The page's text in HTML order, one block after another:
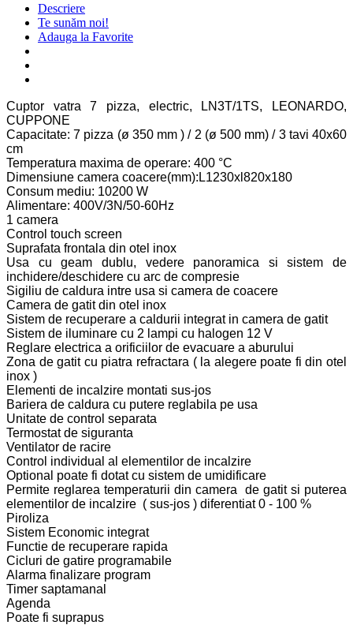
Descriere
Te sunăm noi!
Adauga la Favorite
Cuptor vatra 7 pizza, electric, LN3T/1TS, LEONARDO,
CUPPONE
Capacitate: 7 pizza (ø 350 mm ) / 2 (ø 500 mm) / 3 tavi 40x60
cm
Temperatura maxima de operare: 400 °C
Dimensiune camera coacere(mm):L1230xl820x180
Consum mediu: 10200 W
Alimentare: 400V/3N/50-60Hz
1 camera
Control touch screen
Suprafata frontala din otel inox
Usa cu geam dublu, vedere panoramica si sistem de
inchidere/deschidere cu arc de compresie
Sigiliu de caldura intre usa si camera de coacere
Camera de gatit din otel inox
Sistem de recuperare a caldurii integrat in camera de gatit
Sistem de iluminare cu 2 lampi cu halogen 12 V
Reglare electrica a orificiilor de evacuare a aburului
Zona de gatit cu piatra refractara ( la alegere poate fi din otel
inox )
Elementi de incalzire montati sus-jos
Bariera de caldura cu putere reglabila pe usa
Unitate de control separata
Termostat de siguranta
Ventilator de racire
Control individual al elementilor de incalzire
Optional poate fi dotat cu sistem de umidificare
Permite reglarea temperaturii din camera de gatit si puterea
elementilor de incalzire ( sus-jos ) diferentiat 0 - 100 %
Piroliza
Sistem Economic integrat
Functie de recuperare rapida
Cicluri de gatire programabile
Alarma finalizare program
Timer saptamanal
Agenda
Poate fi suprapus